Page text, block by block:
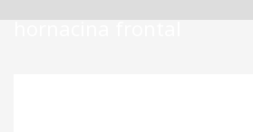
hornacina frontal